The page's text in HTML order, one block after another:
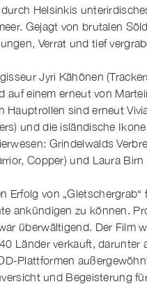
Helsinkis
Gejagt von brutalen
Verrat und tief
Jyri Kähönen
auf einem erneut von
Hauptrollen sind erneut
und die isländische
Grindelwalds
Copper) und Laura
Erfolg von
ankündigen zu können.
überwältigend. Der
Länder verkauft, darunter
Plattformen
und Begeisterung